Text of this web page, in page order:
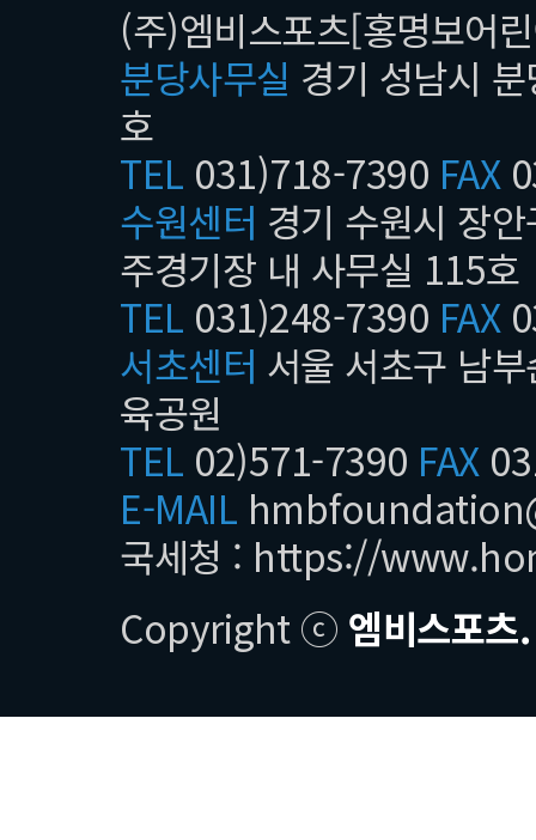
(주)엠비스포츠[홍명보어
분당사무실 경기 성남시
호
TEL 031)718-7390 FAX
수원센터 경기 수원시 장
주경기장 내 사무실 115호
TEL 031)248-7390 FAX
서초센터 서울 서초구 남
육공원
TEL 02)571-7390 FAX
E-MAIL
국세청 : https://
Copyright ⓒ 엠비스포츠.